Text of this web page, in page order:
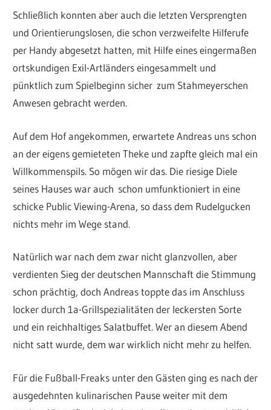
Schließlich konnten aber auch die letzten Versprengten
und Orientierungslosen, die schon verzweifelte Hilferufe
per Handy abgesetzt hatten, mit Hilfe eines eingermaßen
ortskundigen Exil-Artländers eingesammelt und
pünktlich zum Spielbeginn sicher zum Stahmeyerschen
Anwesen gebracht werden.
Auf dem Hof angekommen, erwartete Andreas uns schon
an der eigens gemieteten Theke und zapfte gleich mal ein
Willkommenspils. So mögen wir das. Die riesige Diele
seines Hauses war auch schon umfunktioniert in eine
schicke Public Viewing-Arena, so dass dem Rudelgucken
nichts mehr im Wege stand.
Natürlich war nach dem zwar nicht glanzvollen, aber
verdienten Sieg der deutschen Mannschaft die Stimmung
schon prächtig, doch Andreas toppte das im Anschluss
locker durch 1a-Grillspezialitäten der leckersten Sorte
und ein reichhaltiges Salatbuffet. Wer an diesem Abend
nicht satt wurde, dem war wirklich nicht mehr zu helfen.
Für die Fußball-Freaks unter den Gästen ging es nach der
ausgedehnten kulinarischen Pause weiter mit dem